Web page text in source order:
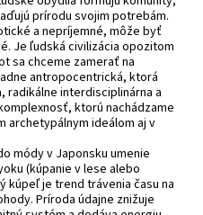
prírodu svojim potrebám.
a nepríjemné, môže byť
Je ľudská civilizácia opozitom
sa chceme zamerať na
antropocentrická, ktorá
radikálne interdisciplinárna a
ktorú nachádzame
archetypálnym ideálom aj v
módy v Japonsku umenie
(kúpanie v lese alebo
kúpeľ je trend trávenia času na
Príroda údajne znižuje